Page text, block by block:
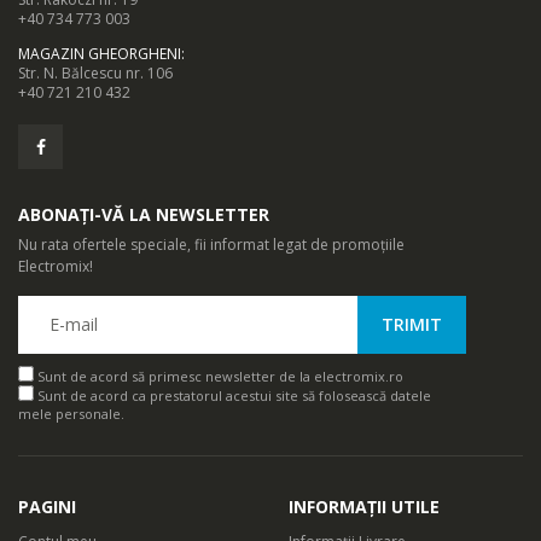
+40 734 773 003
MAGAZIN GHEORGHENI:
Str. N. Bălcescu nr. 106
+40 721 210 432
ABONAȚI-VĂ LA NEWSLETTER
Nu rata ofertele speciale, fii informat legat de promoțiile
Electromix!
Sunt de acord să primesc newsletter de la electromix.ro
Sunt de acord ca prestatorul acestui site să folosească datele
mele personale.
PAGINI INFORMAȚII UTILE